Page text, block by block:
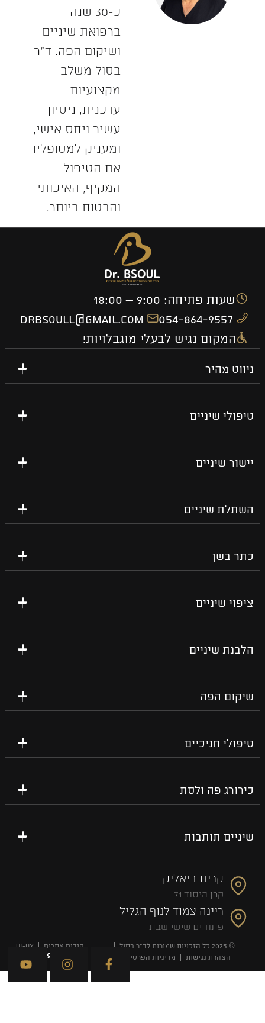
כ-30 שנה
ברפואת שיניים
ושיקום הפה. ד”ר
בסול משלב
מקצועיות
עדכנית, ניסיון
עשיר ויחס אישי,
ומעניק למטופליו
את הטיפול
המקיף, האיכותי
והבטוח ביותר.
שעות פתיחה: 9:00 – 18:00
054-864-9557
drbsoull@gmail.com
המקום נגיש לבעלי מוגבלויות!
ניווט מהיר
טיפולי שיניים
יישור שיניים
השתלת שיניים
כתר בשן
ציפוי שיניים
הלבנת שיניים
שיקום הפה
טיפולי חניכיים
כירורג פה ולסת
שיניים תותבות
קרית ביאליק
קרן היסוד 71
ריינה צמוד לנוף הגליל
פתוחים שישי שבת
© 2025 כל הזכויות שמורות לד”ר בסול
הצהרת נגישות
מדיניות הפרטיות
קידום אתרים UI-UX